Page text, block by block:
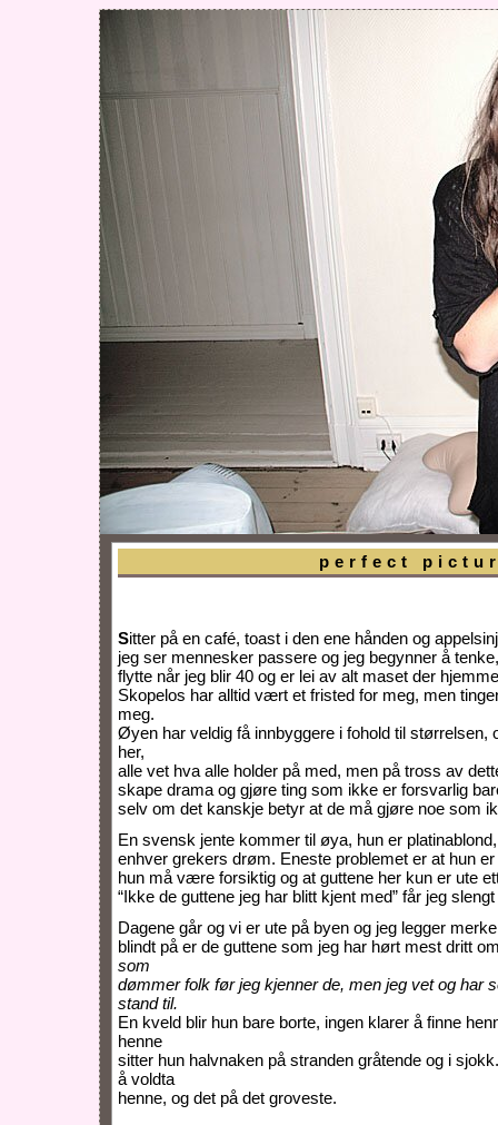
perfect
Sitter på en café, toast i den ene hånden og
jeg ser mennesker passere og jeg begynner å
flytte når jeg blir 40 og er lei av alt maset der
Skopelos har alltid vært et fristed for meg, men
meg.
Øyen har veldig få innbyggere i fohold til størrelsen,
her,
alle vet hva alle holder på med, men på tross av
skape drama og gjøre ting som ikke er forsvarlig
selv om det kanskje betyr at de må gjøre noe som
En svensk jente kommer til øya, hun er
enhver grekers drøm. Eneste problemet er at hun
hun må være forsiktig og at guttene her kun er ute
“Ikke de guttene jeg har blitt kjent med” får jeg
Dagene går og vi er ute på byen og jeg legger
blindt på er de guttene som jeg har hørt mest dritt
som
dømmer folk før jeg kjenner de, men jeg vet og har
stand til.
En kveld blir hun bare borte, ingen klarer å finne
henne
sitter hun halvnaken på stranden gråtende og i
å voldta
henne, og det på det groveste.